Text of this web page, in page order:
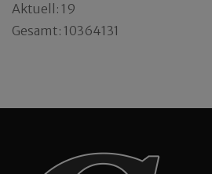
Aktuell: 19
Gesamt: 10364131